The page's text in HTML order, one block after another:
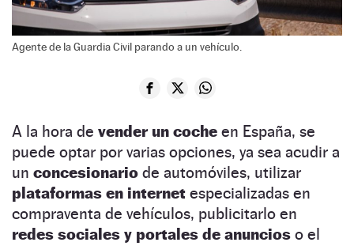
Agente de la Guardia Civil parando a un vehículo.
A la hora de vender un coche en España, se
puede optar por varias opciones, ya sea acudir a
un concesionario de automóviles, utilizar
plataformas en internet especializadas en
compraventa de vehículos, publicitarlo en
redes sociales y portales de anuncios o el